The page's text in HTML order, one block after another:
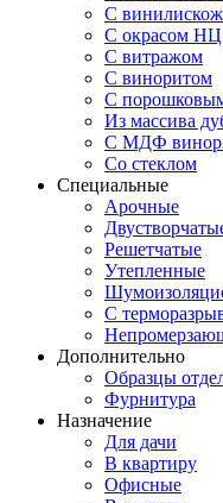
С
С окрасом НЦ
С витражом
С виноритом
С
Из массива
С МДФ
Со стеклом
Специальные
Арочные
Решетчатые
Утепленные
С
Дополнительно
Образцы
Фурнитура
Назначение
Для дачи
В квартиру
Офисные